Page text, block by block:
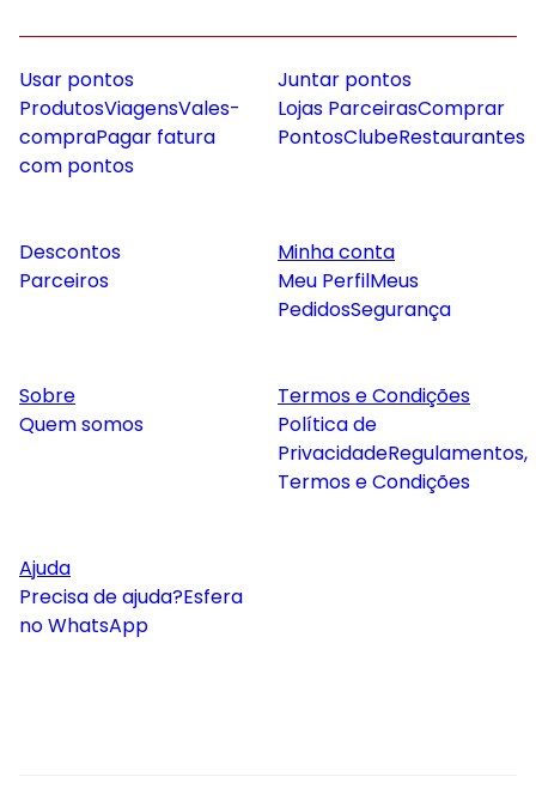
Usar pontos
ProdutosViagensVales-
compraPagar fatura
com pontos
Juntar pontos
Lojas ParceirasComprar
PontosClubeRestaurantes
Descontos
Parceiros
Minha conta
Meu PerfilMeus
PedidosSegurança
Sobre
Quem somos
Termos e Condições
Política de
PrivacidadeRegulamentos,
Termos e Condições
Ajuda
Precisa de ajuda?Esfera
no WhatsApp